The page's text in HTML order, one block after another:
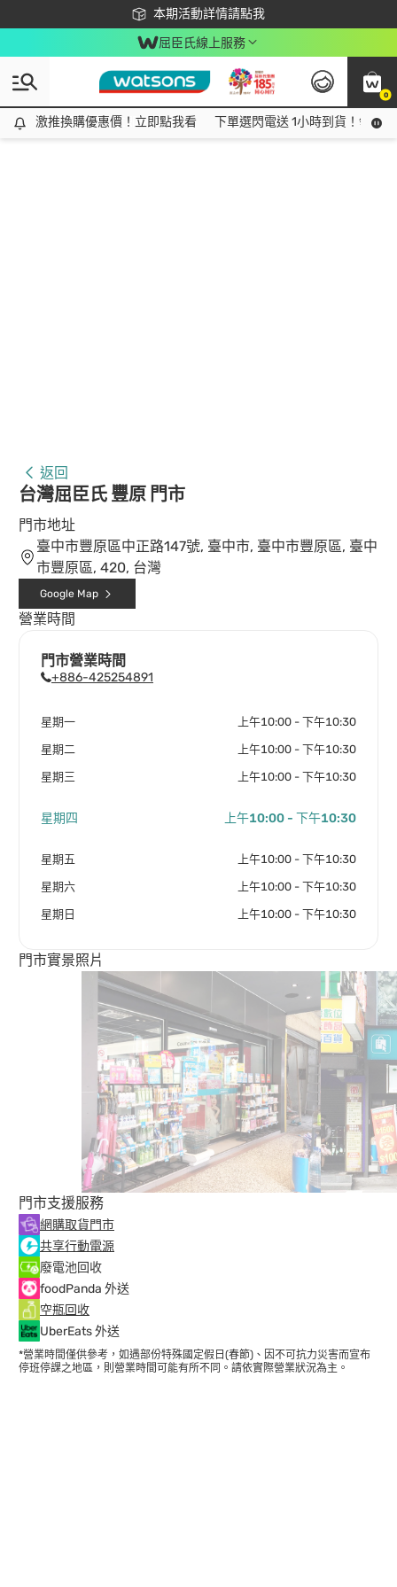
本期活動詳情請點我
下載app最高回饋$350
屈臣氏線上服務
0
激推換購優惠價！立即點我看
激推換購優惠價！立即點我看 下單選閃電送 1小時到貨！領神
返回
台灣屈臣氏 豐原 門市
門市地址
臺中市豐原區中正路147號, 臺中市, 臺中市豐原區, 臺中
市豐原區, 420, 台灣
Google Map
營業時間
門市營業時間
+886-425254891
星期一 上午10:00 - 下午10:30
星期二 上午10:00 - 下午10:30
星期三 上午10:00 - 下午10:30
星期四 上午10:00 - 下午10:30
星期五 上午10:00 - 下午10:30
星期六 上午10:00 - 下午10:30
星期日 上午10:00 - 下午10:30
門市實景照片
門市支援服務
網購取貨門市
共享行動電源
廢電池回收
foodPanda 外送
空瓶回收
UberEats 外送
*營業時間僅供參考，如遇部份特殊國定假日(春節)、因不可抗力災害而宣布
停班停課之地區，則營業時間可能有所不同。請依實際營業狀況為主。